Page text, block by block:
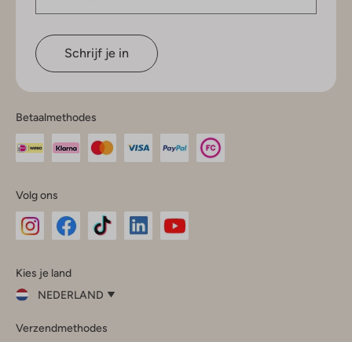
Schrijf je in
Betaalmethodes
Volg ons
InstagramFacebook
Kies je land
NEDERLAND
je
Verzendmethodes